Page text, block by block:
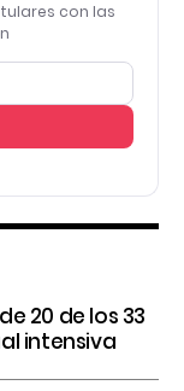
con las
20 de los 33
intensiva